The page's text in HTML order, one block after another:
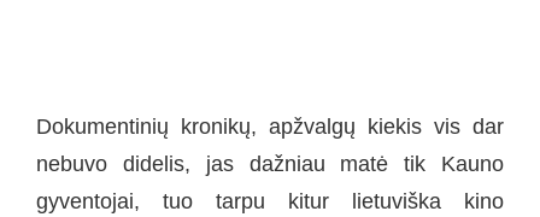
Dokumentinių kronikų, apžvalgų kiekis vis dar
nebuvo didelis, jas dažniau matė tik Kauno
gyventojai, tuo tarpu kitur lietuviška kino